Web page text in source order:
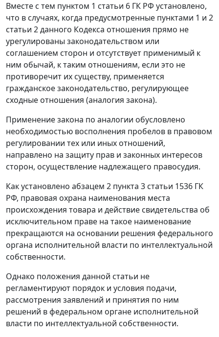
Вместе с тем пунктом 1 статьи 6 ГК РФ установлено,
что в случаях, когда предусмотренные пунктами 1 и 2
статьи 2 данного Кодекса отношения прямо не
урегулированы законодательством или
соглашением сторон и отсутствует применимый к
ним обычай, к таким отношениям, если это не
противоречит их существу, применяется
гражданское законодательство, регулирующее
сходные отношения (аналогия закона).
Применение закона по аналогии обусловлено
необходимостью восполнения пробелов в правовом
регулировании тех или иных отношений,
направлено на защиту прав и законных интересов
сторон, осуществление надлежащего правосудия.
Как установлено абзацем 2 пункта 3 статьи 1536 ГК
РФ, правовая охрана наименования места
происхождения товара и действие свидетельства об
исключительном праве на такое наименование
прекращаются на основании решения федерального
органа исполнительной власти по интеллектуальной
собственности.
Однако положения данной статьи не
регламентируют порядок и условия подачи,
рассмотрения заявлений и принятия по ним
решений в федеральном органе исполнительной
власти по интеллектуальной собственности.